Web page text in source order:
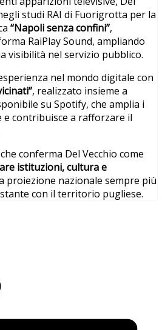
studi RAI di Fuorigrotta per la
“Napoli senza confini”,
RaiPlay Sound, ampliando
visibilità nel servizio pubblico.
nel mondo digitale con
, realizzato insieme a
su Spotify, che amplia i
e contribuisce a rafforzare il
conferma Del Vecchio come
istituzioni, cultura e
proiezione nazionale sempre più
con il territorio pugliese.